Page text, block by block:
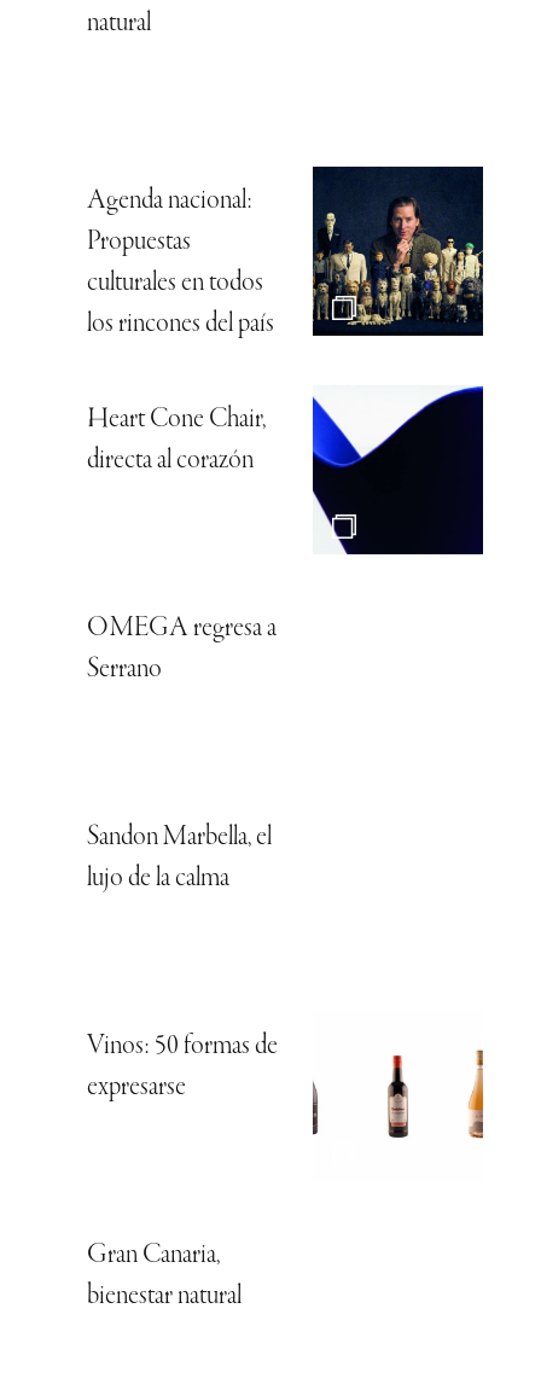
natural
Agenda nacional:
Propuestas
culturales en todos
los rincones del país
Heart Cone Chair,
directa al corazón
OMEGA regresa a
Serrano
Sandon Marbella, el
lujo de la calma
Vinos: 50 formas de
expresarse
Gran Canaria,
bienestar natural